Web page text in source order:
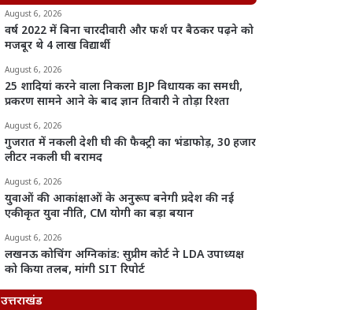
August 6, 2026
वर्ष 2022 में बिना चारदीवारी और फर्श पर बैठकर पढ़ने को
मजबूर थे 4 लाख विद्यार्थी
August 6, 2026
25 शादियां करने वाला निकला BJP विधायक का समधी,
प्रकरण सामने आने के बाद ज्ञान तिवारी ने तोड़ा रिश्ता
August 6, 2026
गुजरात में नकली देशी घी की फैक्ट्री का भंडाफोड़, 30 हजार
लीटर नकली घी बरामद
August 6, 2026
युवाओं की आकांक्षाओं के अनुरूप बनेगी प्रदेश की नई
एकीकृत युवा नीति, CM योगी का बड़ा बयान
August 6, 2026
लखनऊ कोचिंग अग्निकांड: सुप्रीम कोर्ट ने LDA उपाध्यक्ष
को किया तलब, मांगी SIT रिपोर्ट
उत्तराखंड